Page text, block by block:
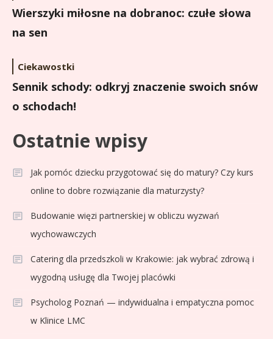
Wierszyki miłosne na dobranoc: czułe słowa
na sen
Ciekawostki
Sennik schody: odkryj znaczenie swoich snów
o schodach!
Ostatnie wpisy
Jak pomóc dziecku przygotować się do matury? Czy kurs
online to dobre rozwiązanie dla maturzysty?
Budowanie więzi partnerskiej w obliczu wyzwań
wychowawczych
Catering dla przedszkoli w Krakowie: jak wybrać zdrową i
wygodną usługę dla Twojej placówki
Psycholog Poznań — indywidualna i empatyczna pomoc
w Klinice LMC
Jagiellonia Białystok rankingi w
PKO BP Ekstraklasie: analiza
formy i statystyk
4 Sport
La Liga rankingi: Tabela,